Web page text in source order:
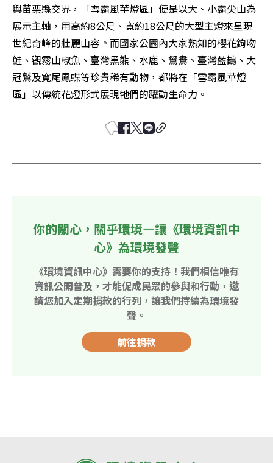
與苗栗縣交界，「雪霸風華燈區」便是以大、小霸尖山為
展示主軸，用高約8公尺、寬約18公尺的大型主燈來呈現
世紀奇峰的壯麗山容。而國家公園內大家熟知的櫻花鉤吻
鮭、觀霧山椒魚、臺灣黑熊、水鹿、鴛鴦、臺灣藍鵲、大
冠鷲及寬尾鳳蝶等珍貴稀有動物，都將在「雪霸風華燈
區」以傳統花燈形式展現牠們的躍動生命力。
你的關心，關乎環境—讓《環境資訊中
心》為環境發聲
《環境資訊中心》需要你的支持！我們相信唯有
資訊公開普及，才能促成民眾的參與和行動，邀
請您加入定期捐款的行列，讓我們持續為環境發
聲。
前往捐款